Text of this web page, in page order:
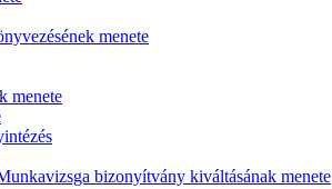
menete
menete
bizonyítvány kiváltásának menete